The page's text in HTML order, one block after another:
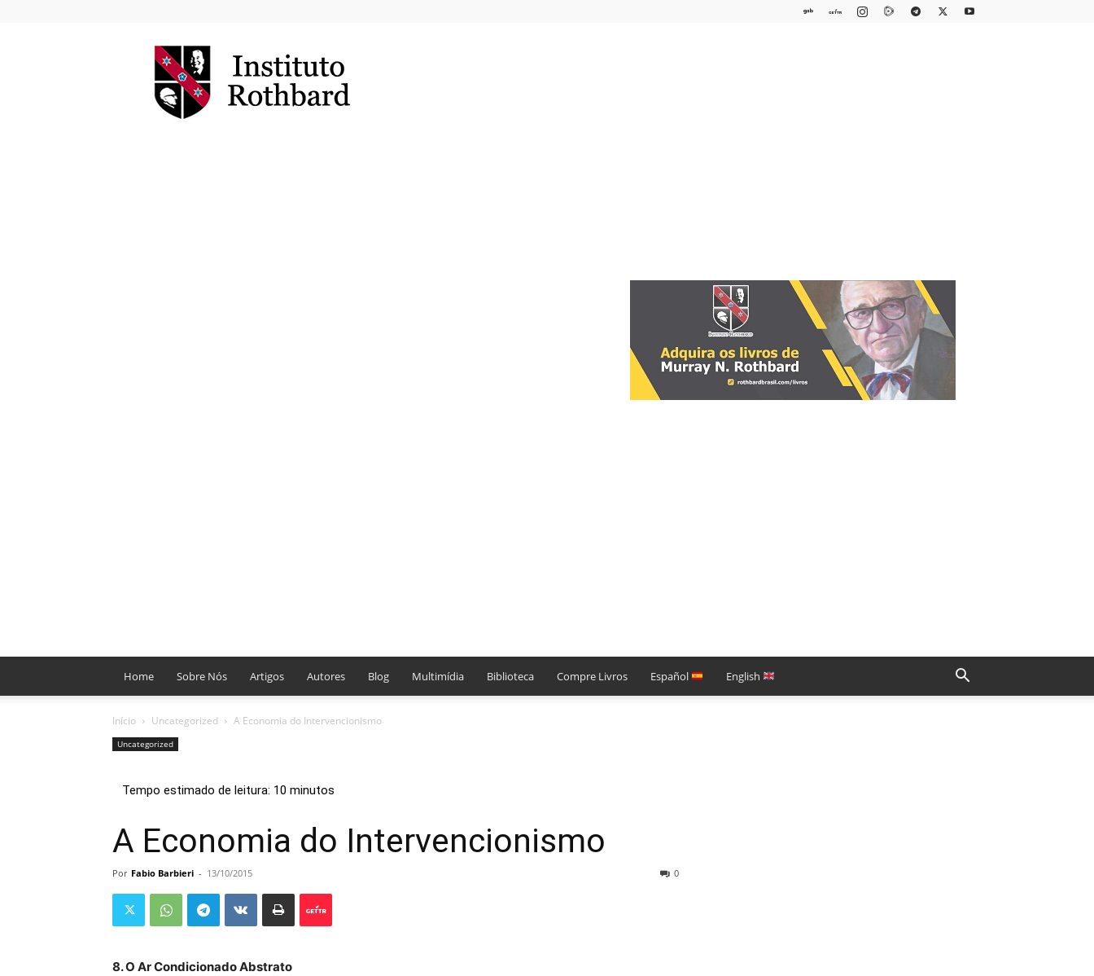
Instituto
Rothbard
Brasil
Home Sobre Nós Artigos Autores Blog Multimídia Biblioteca Compre Livros Español English
Início Uncategorized A Economia do Intervencionismo
Uncategorized
A Economia do Intervencionismo
Por Fabio Barbieri - 13/10/2015 0
8. O Ar Condicionado Abstrato